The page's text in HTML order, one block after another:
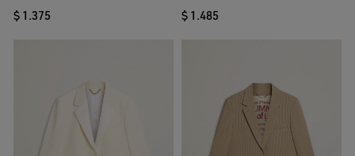
$ 1.375 $ 1.485